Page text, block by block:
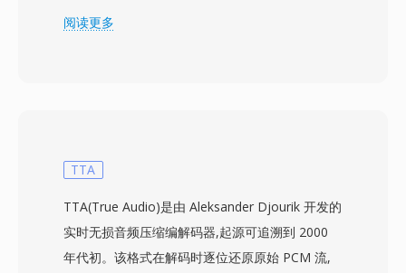
作为MPEG-1规范的一部分成为国际标准。MP3文
能。时至今日，MP3仍是几乎所有媒体播放器、
阅读更多
TTA
TTA(True Audio)是由 Aleksander Djourik 开发的
实时无损音频压缩编解码器,起源可追溯到 2000
年代初。该格式在解码时逐位还原原始 PCM 流,